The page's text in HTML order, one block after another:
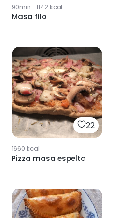
90min · 1142kcal
Masa filo
22
1660 kcal
Pizza masa espelta